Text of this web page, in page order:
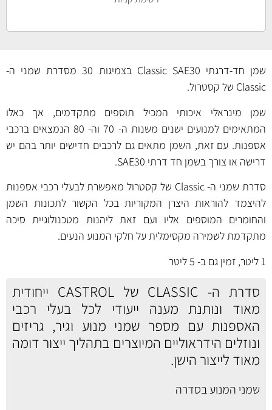
שמן חד-דרגתי Classic SAE30 בצמיגות 30 מסדרת שמני ה-
Classic של קסטרול.
שמן מינראלי איכותי המכיל תוספים מתקדמים, אך כאלו
המתאימים למנועים ישנים משנות ה- 70 וה- 80 הנמצאים ברכבי
אספנות. עם זאת, השמן מתאים גם לרכבים חדישים יותר בהם יש
דרישה או צורך בשמן חד דרתי SAE30.
סדרת שמני ה- Classic של קסטרול מאפשרת לבעלי רכבי אספנות
להיצמד להוראות היצרן המקוריות בכל הקשור לתכונות השמן
והחומרים המוספים אליו ועם זאת ליהנות מטכנולוגיית סיכה
מתקדמת לשמירה מקסימלית על חלקי המנוע הנעים.
1 ליטר, זמין גם ב-
5 ליטר
סדרת ה- CLASSIC של CASTROL ייחודית
מאוד ונותנת מענה ייעודי לכל בעלי רכבי
האספנות עם מספר שמני מנוע וגיר, גריזים
ונוזלים הידראוליים המיוצרים בתהליך ייצור דומה
מאוד לייצור הישן.
שמני המנוע בסדרה